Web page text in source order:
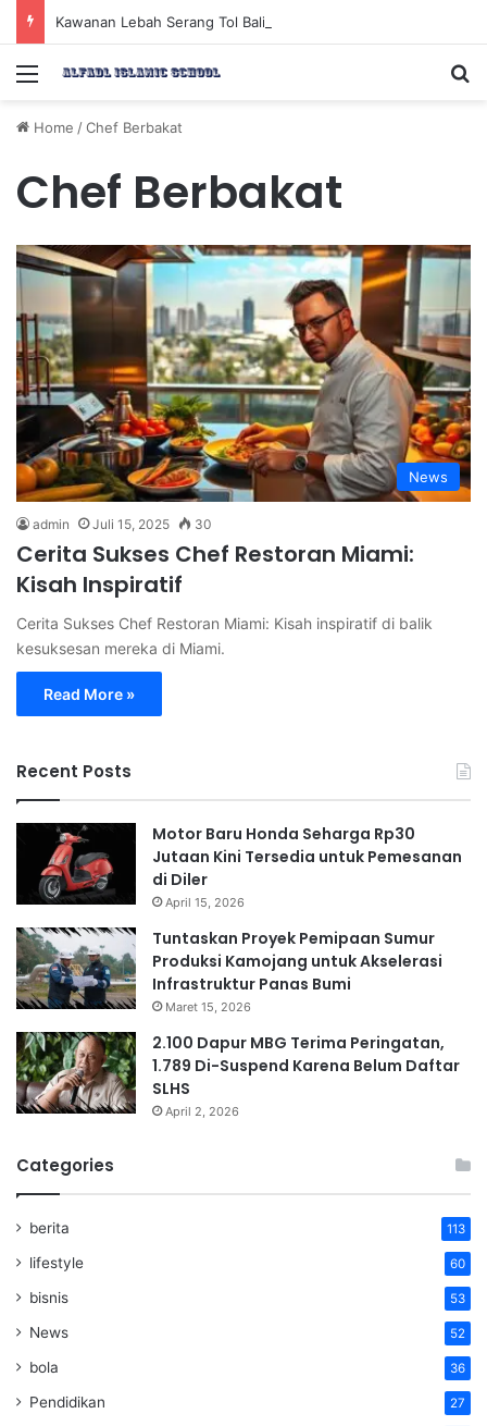
Menu
Home /Chef Berbakat
Chef Berbakat
News
admin Juli 15, 2025 30
Cerita Sukses Chef Restoran Miami:
Kisah Inspiratif
Cerita Sukses Chef Restoran Miami: Kisah inspiratif di balik
kesuksesan mereka di Miami.
Read More »
Recent Posts
Motor Baru Honda Seharga Rp30
Jutaan Kini Tersedia untuk Pemesanan
di Diler
April 15, 2026
Tuntaskan Proyek Pemipaan Sumur
Produksi Kamojang untuk Akselerasi
Infrastruktur Panas Bumi
Maret 15, 2026
2.100 Dapur MBG Terima Peringatan,
1.789 Di-Suspend Karena Belum Daftar
SLHS
April 2, 2026
Categories
berita 113
lifestyle 60
bisnis 53
News 52
bola 36
Pendidikan 27